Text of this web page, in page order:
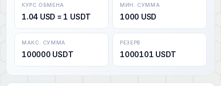
КУРС ОБМЕНА
1.04 USD = 1 USDT
МИН. СУММА
1000 USD
МАКС. СУММА
100000 USDT
РЕЗЕРВ
1000101 USDT